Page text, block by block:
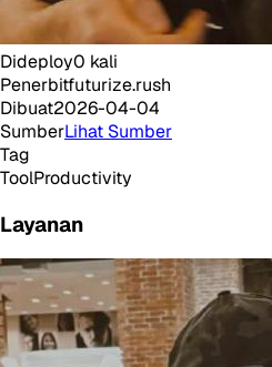
Dideploy0 kali
Penerbitfuturize.rush
Dibuat2026-04-04
SumberLihat Sumber
Tag
ToolProductivity
Layanan